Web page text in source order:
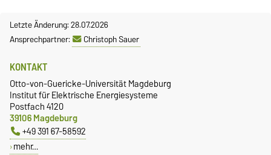
Letzte Änderung: 28.07.2026
Ansprechpartner:
Christoph Sauer
KONTAKT
Otto-von-Guericke-Universität Magdeburg
Institut für Elektrische Energiesysteme
Postfach 4120
39106 Magdeburg
+49 391 67-58592
mehr…